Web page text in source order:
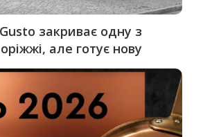
закриває одну з
але готує нову